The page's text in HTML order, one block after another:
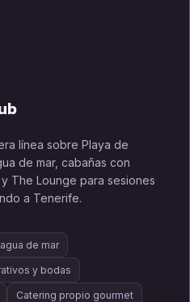
línea sobre Playa de
de mar, cabañas con
The Lounge para sesiones
a Tenerife.
de mar
y bodas
Catering propio gourmet